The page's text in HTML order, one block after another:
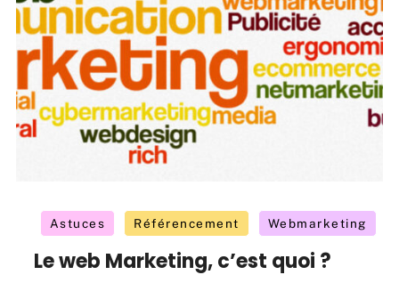
Astuces Référencement Webmarketing
Le web Marketing, c’est quoi ?